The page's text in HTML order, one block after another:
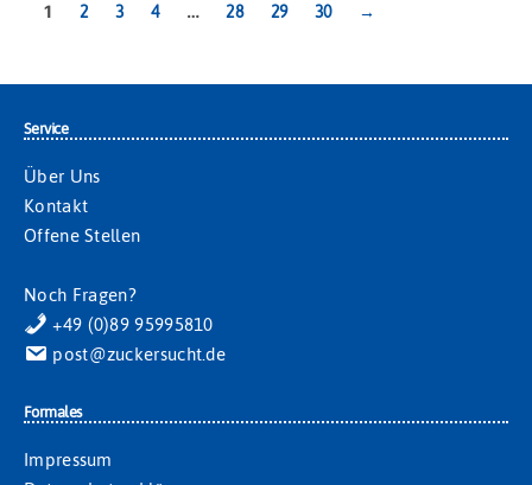
1 2 3 4 … 28 29 30 →
Service
Über Uns
Kontakt
Offene Stellen
Noch Fragen?
+49 (0)89 95995810
post@zuckersucht.de
Formales
Impressum